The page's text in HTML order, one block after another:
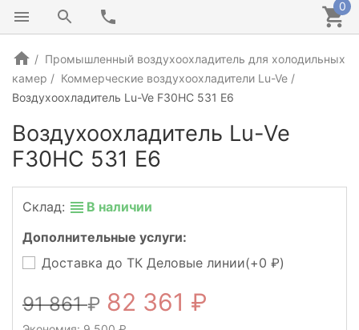
0
Промышленный воздухоохладитель для холодильных
камер
Коммерческие воздухоохладители Lu-Ve
Воздухоохладитель Lu-Ve F30HC 531 E6
Воздухоохладитель Lu-Ve
F30HC 531 E6
Склад:
В наличии
Дополнительные услуги:
Доставка до ТК Деловые линии(+0 )
91 861 82 361